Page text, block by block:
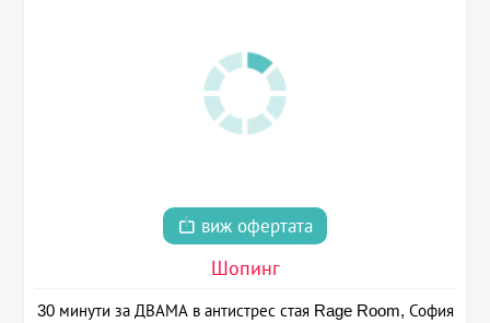
виж офертата
Шопинг
30 минути за ДВАМА в антистрес стая Rage Room, София